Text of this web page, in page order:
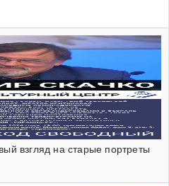
взгляд на старые портреты